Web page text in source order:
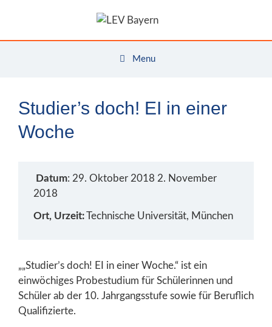
Menu
Studier’s doch! EI in einer
Woche
Datum: 29. Oktober 2018 2. November
2018
Ort, Urzeit:Technische Universität, München
„„Studier’s doch! EI in einer Woche.“ ist ein
einwöchiges Probestudium für Schülerinnen und
Schüler ab der 10. Jahrgangsstufe sowie für Beruflich
Qualifizierte.